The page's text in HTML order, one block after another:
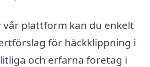
vår plattform kan du enkelt
för häckklippning i
och erfarna företag i